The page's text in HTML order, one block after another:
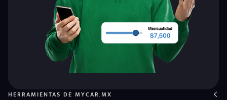
HERRAMIENTAS DE MYCAR.MX